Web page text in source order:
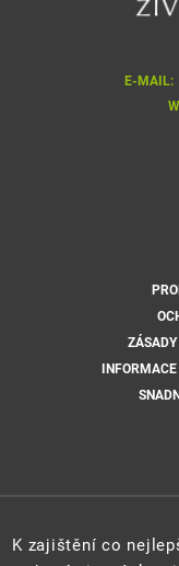
E-MAIL:
INFORMACE
K zajištění co